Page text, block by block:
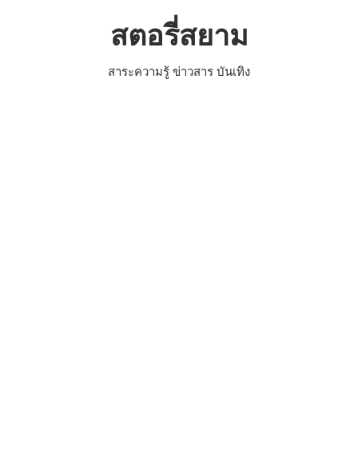
สตอรี่สยาม
สาระความรู้ ข่าวสาร บันเทิง